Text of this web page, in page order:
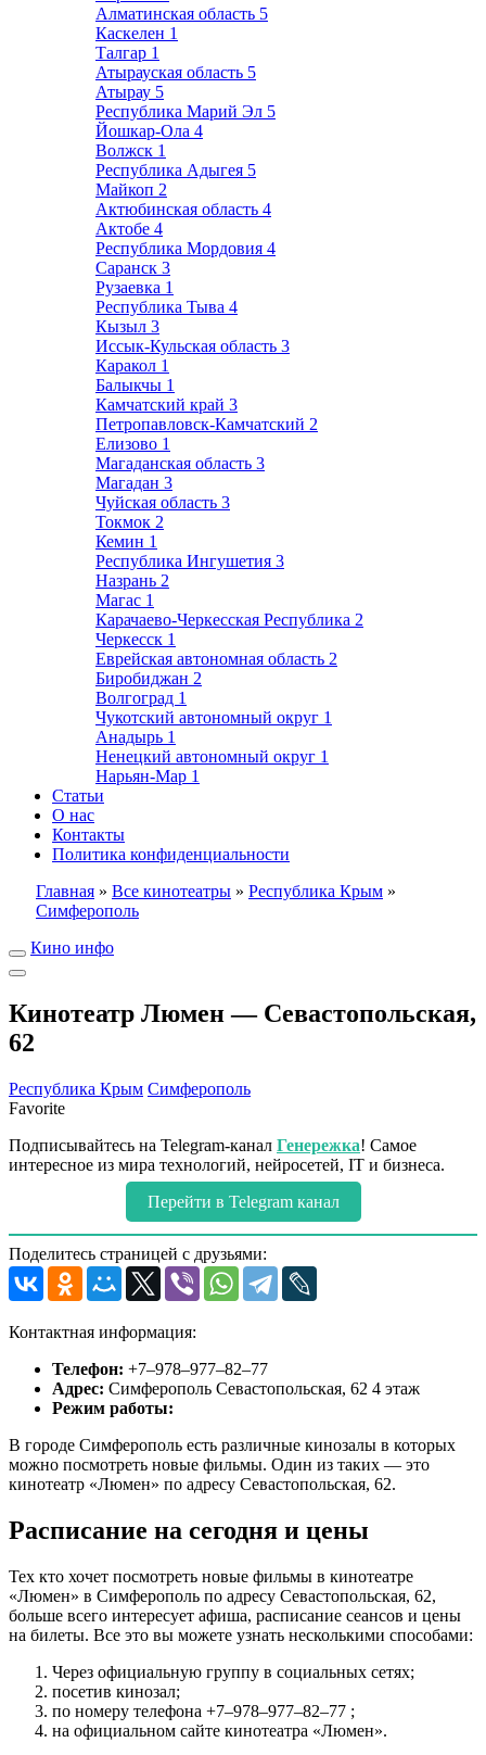
Алматинская область 5
Каскелен 1
Талгар 1
Атырауская область 5
Атырау 5
Республика Марий Эл 5
Йошкар-Ола 4
Волжск 1
Республика Адыгея 5
Майкоп 2
Актюбинская область 4
Актобе 4
Республика Мордовия 4
Саранск 3
Рузаевка 1
Республика Тыва 4
Кызыл 3
Иссык-Кульская область 3
Каракол 1
Балыкчы 1
Камчатский край 3
Петропавловск-Камчатский 2
Елизово 1
Магаданская область 3
Магадан 3
Чуйская область 3
Токмок 2
Кемин 1
Республика Ингушетия 3
Назрань 2
Магас 1
Карачаево-Черкесская Республика 2
Черкесск 1
Еврейская автономная область 2
Биробиджан 2
Волгоград 1
Чукотский автономный округ 1
Анадырь 1
Ненецкий автономный округ 1
Нарьян-Мар 1
Статьи
О нас
Контакты
Политика конфиденциальности
Главная » Все кинотеатры » Республика Крым »
Симферополь
Кино инфо
Кинотеатр Люмен — Севастопольская,
62
Республика Крым Симферополь
Favorite
Подписывайтесь на Telegram-канал Генережка! Самое
интересное из мира технологий, нейросетей, IT и бизнеса.
Перейти в Telegram канал
Поделитесь страницей с друзьями:
Контактная информация:
Телефон: +7‒978‒977‒82‒77
Адрес: Симферополь Севастопольская, 62 4 этаж
Режим работы:
В городе Симферополь есть различные кинозалы в которых
можно посмотреть новые фильмы. Один из таких — это
кинотеатр «Люмен» по адресу Севастопольская, 62.
Расписание на сегодня и цены
Тех кто хочет посмотреть новые фильмы в кинотеатре
«Люмен» в Симферополь по адресу Севастопольская, 62,
больше всего интересует афиша, расписание сеансов и цены
на билеты. Все это вы можете узнать несколькими способами:
Через официальную группу в социальных сетях;
посетив кинозал;
по номеру телефона +7‒978‒977‒82‒77 ;
на официальном сайте кинотеатра «Люмен».